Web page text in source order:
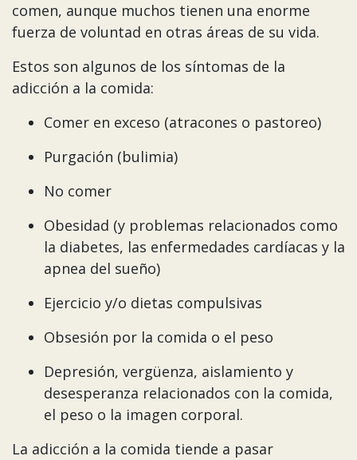
comen, aunque muchos tienen una enorme
fuerza de voluntad en otras áreas de su vida.
Estos son algunos de los síntomas de la
adicción a la comida:
Comer en exceso (atracones o pastoreo)
Purgación (bulimia)
No comer
Obesidad (y problemas relacionados como
la diabetes, las enfermedades cardíacas y la
apnea del sueño)
Ejercicio y/o dietas compulsivas
Obsesión por la comida o el peso
Depresión, vergüenza, aislamiento y
desesperanza relacionados con la comida,
el peso o la imagen corporal.
La adicción a la comida tiende a pasar